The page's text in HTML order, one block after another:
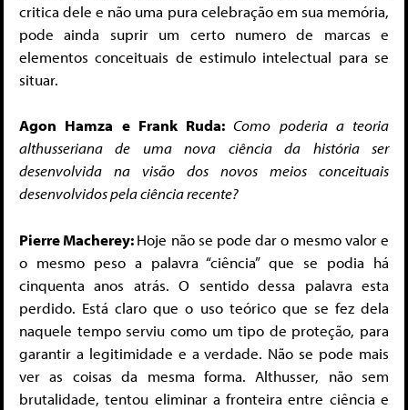
critica dele e não uma pura celebração em sua memória,
pode ainda suprir um certo numero de marcas e
elementos conceituais de estimulo intelectual para se
situar.
Agon Hamza e Frank Ruda: Como poderia a teoria
althusseriana de uma nova ciência da história ser
desenvolvida na visão dos novos meios conceituais
desenvolvidos pela ciência recente?
Pierre Macherey:Hoje não se pode dar o mesmo valor e
o mesmo peso a palavra “ciência” que se podia há
cinquenta anos atrás. O sentido dessa palavra esta
perdido. Está claro que o uso teórico que se fez dela
naquele tempo serviu como um tipo de proteção, para
garantir a legitimidade e a verdade. Não se pode mais
ver as coisas da mesma forma. Althusser, não sem
brutalidade, tentou eliminar a fronteira entre ciência e